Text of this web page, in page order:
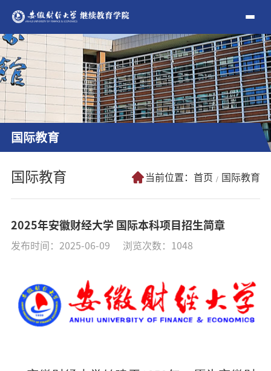
国际教育
国际教育 当前位置： 首页 国际教育
2025年安徽财经大学 国际本科项目招生简章
发布时间：2025-06-09 浏览次数： 1048